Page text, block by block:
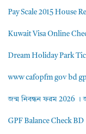
Pay Scale 2015 House
Kuwait Visa Online
Dream Holiday Park
www cafopfm gov bd
জন্ম নিবন্ধন ফরম 2026 ।
GPF Balance Check